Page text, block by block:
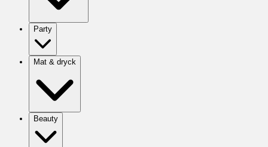
Party
Mat & dryck
Beauty